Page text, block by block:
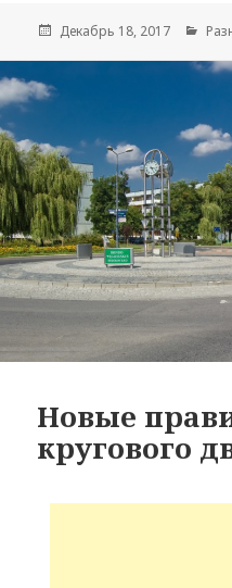
Опубликовано
Декабрь 18, 2017
Новые
кругового